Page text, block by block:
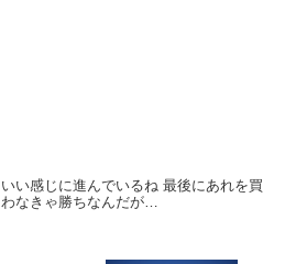
いい感じに進んでいるね 最後にあれを買
わなきゃ勝ちなんだが…